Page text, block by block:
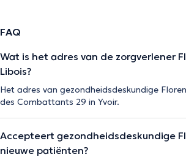
FAQ
Wat is het adres van de zorgverlener
Libois?
Het adres van gezondheidsdeskundige
des Combattants 29 in Yvoir.
Accepteert gezondheidsdeskundige
nieuwe patiënten?